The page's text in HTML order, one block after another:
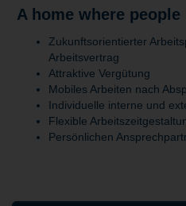
A home where
Zukunftsorientierter
Arbeitsvertrag
Attraktive Vergütung
Mobiles Arbeiten nach
Individuelle interne und
Flexible
Persönlichen